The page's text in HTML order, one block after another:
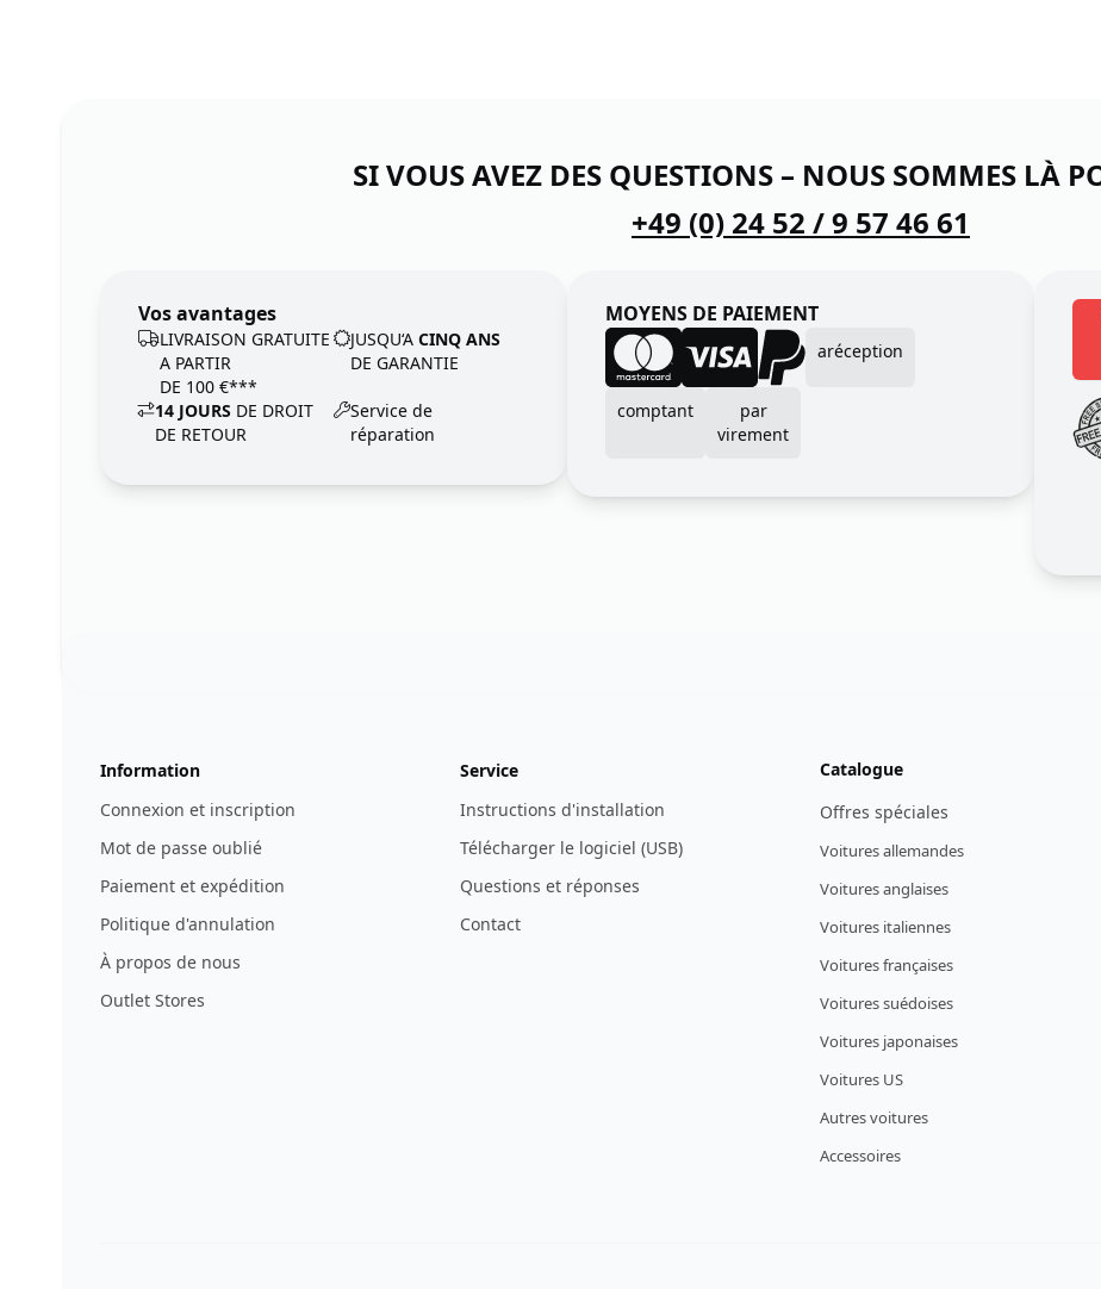
SI VOUS AVEZ DES QUESTIONS – NOUS SOMMES LÀ
+49 (0) 24 52 / 9 57 46 61
Vos avantages
LIVRAISON GRATUITE
A PARTIR
DE 100 €***
JUSQU‘A CINQ ANS
DE GARANTIE
14 JOURS DE DROIT
DE RETOUR
Service de
réparation
MOYENS DE PAIEMENT
aréception
comptant
par
virement
Information
Connexion et inscription
Mot de passe oublié
Paiement et expédition
Politique d'annulation
À propos de nous
Outlet Stores
Service
Instructions d'installation
Télécharger le logiciel (USB)
Questions et réponses
Contact
Catalogue
Offres spéciales
Voitures allemandes
Voitures anglaises
Voitures italiennes
Voitures françaises
Voitures suédoises
Voitures japonaises
Voitures US
Autres voitures
Accessoires